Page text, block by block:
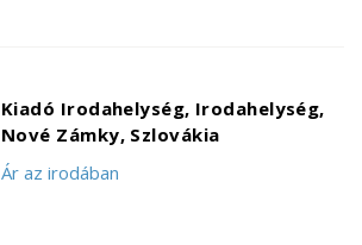
Kiadó Irodahelység, Irodahelység,
Nové Zámky, Szlovákia
Ár az irodában